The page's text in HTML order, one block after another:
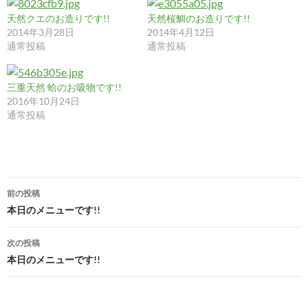
天然クエのお造りです!!
2014年3月28日
通常投稿
天然桜鯛のお造りです!!
2014年4月12日
通常投稿
三重天然 蛤のお吸物です!!
2016年10月24日
通常投稿
投
稿
ナ
ビ
ゲ
前の投稿
本日のメニューです!!
次の投稿
本日のメニューです!!